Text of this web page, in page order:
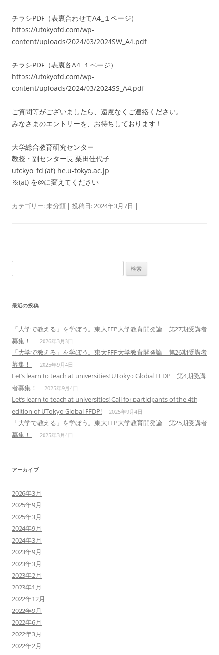
チラシPDF（表裏合わせてA4_１ページ）
https://utokyofd.com/wp-
content/uploads/2024/03/2024SW_A4.pdf
チラシPDF（表裏各A4_１ページ）
https://utokyofd.com/wp-
content/uploads/2024/03/2024SS_A4.pdf
ご質問等がございましたら、遠慮なくご連絡ください。
みなさまのエントリーを、お待ちしております！
大学総合教育研究センター
教授・副センター長 栗田佳代子
utokyo_fd (at) he.u-tokyo.ac.jp
※(at) を@に変えてください
カテゴリー:未分類 | 投稿日:2024年3月7日 |
索:
最近の投稿
「大学で教える」を学ぼう。東大FFP大学教育開発論 第27期受講者
募集！
2026年3月3日
「大学で教える」を学ぼう。東大FFP大学教育開発論 第26期受講者
募集！
2025年9月4日
Let’s learn to teach at universities! UTokyo Global FFDP 第4期受講
者募集！
2025年9月4日
Let’s learn to teach at universities! Call for participants of the 4th
edition of UTokyo Global FFDP!
2025年9月4日
「大学で教える」を学ぼう。東大FFP大学教育開発論 第25期受講者
募集！
2025年3月4日
アーカイブ
2026年3月
2025年9月
2025年3月
2024年9月
2024年3月
2023年9月
2023年3月
2023年2月
2023年1月
2022年12月
2022年9月
2022年6月
2022年3月
2022年2月